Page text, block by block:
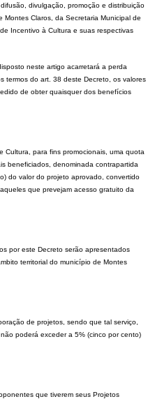
divulgação, promoção e distribuição
Claros, da Secretaria Municipal de
Incentivo à Cultura e suas respectivas
neste artigo acarretará a perda
termos do art. 38 deste Decreto, os valores
de obter quaisquer dos benefícios
Cultura, para fins promocionais, uma quota
beneficiados, denominada contrapartida
do valor do projeto aprovado, convertido
que prevejam acesso gratuito da
por este Decreto serão apresentados
territorial do município de Montes
de projetos, sendo que tal serviço,
poderá exceder a 5% (cinco por cento)
que tiverem seus Projetos